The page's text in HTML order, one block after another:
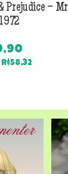
Prejudice – Mr
R$58,32